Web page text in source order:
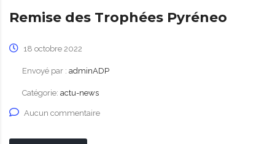
Remise des Trophées Pyréneo
18 octobre 2022
Envoyé par : adminADP
Catégorie: actu-news
Aucun commentaire